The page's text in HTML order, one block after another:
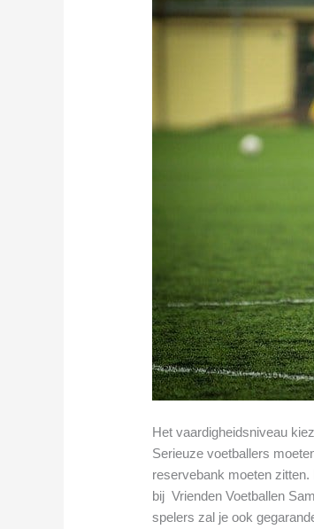
Het vaardigheidsniveau
Serieuze voetballers
reservebank moeten
bij Vrienden Voetballen
spelers zal je ook